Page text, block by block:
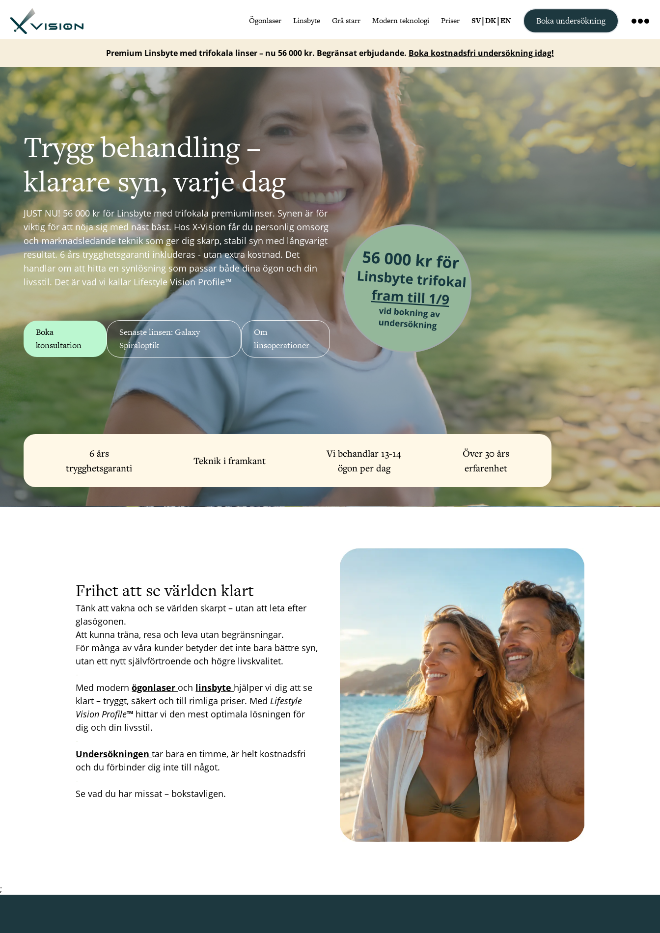
Ögonlaser Linsbyte Grå starr Modern teknologi Priser SV|DK|EN Boka undersökning
Premium Linsbyte med trifokala linser – nu 56 000 kr. Begränsat erbjudande. Boka kostnadsfri undersökning idag!
Trygg behandling –
klarare syn, varje dag
JUST NU! 56 000 kr för Linsbyte med trifokala premiumlinser. Synen är för
viktig för att nöja sig med näst bäst. Hos X-Vision får du personlig omsorg
och marknadsledande teknik som ger dig skarp, stabil syn med långvarigt
resultat. 6 års trygghetsgaranti inkluderas - utan extra kostnad. Det
handlar om att hitta en synlösning som passar både dina ögon och din
livsstil. Det är vad vi kallar Lifestyle Vision Profile™
Boka
konsultation
Senaste linsen: Galaxy
Spiraloptik
Om
linsoperationer
6 års
trygghetsgaranti
Teknik i framkant
Vi behandlar 13-14
ögon per dag
Över 30 års
erfarenhet
Frihet att se världen klart
Tänk att vakna och se världen skarpt – utan att leta efter
glasögonen.
Att kunna träna, resa och leva utan begränsningar.
För många av våra kunder betyder det inte bara bättre syn,
utan ett nytt självförtroende och högre livskvalitet.
Med modernögonlaser och linsbyte hjälper vi dig att se
klart – tryggt, säkert och till rimliga priser. MedLifestyle
Vision Profile™ hittar vi den mest optimala lösningen för
dig och din livsstil.
Undersökningentar bara en timme, är helt kostnadsfri
och du förbinder dig inte till något.
Se vad du har missat – bokstavligen.
;